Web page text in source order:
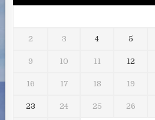
2 3 4 5
9 10 11 12
16 17 18 19
23 24 25 26